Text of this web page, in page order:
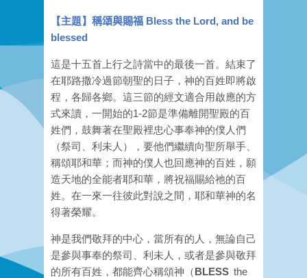
【主題】 稱頌與賜福 Bless the Lord, and be
blessed
這是十五首上行之詩當中的最後一首。結束了
在耶路撒冷過節朝聖的日子，神的百姓即將啟
程，各歸各鄉。這三節的經文適合用啟應的方
式來讀，一開始的1-2節是準備離開聖殿的百
姓們，鼓舞著在聖殿裡忠心事奉神的僕人們
（祭司、利未人），要他們繼續向聖所舉手、
稱頌耶和華；而神的僕人也回應神的百姓，願
造天地的全能者耶和華，將祝福賜給祂的百
姓。在一來一往彼此對說之間，耶和華神的名
得著榮耀。
神是我們敬拜的中心，當所有的人，無論自己
是參與事奉的祭司、利未人，或者是參與敬拜
的所有百姓，都能齊心稱頌神 （BLESS the